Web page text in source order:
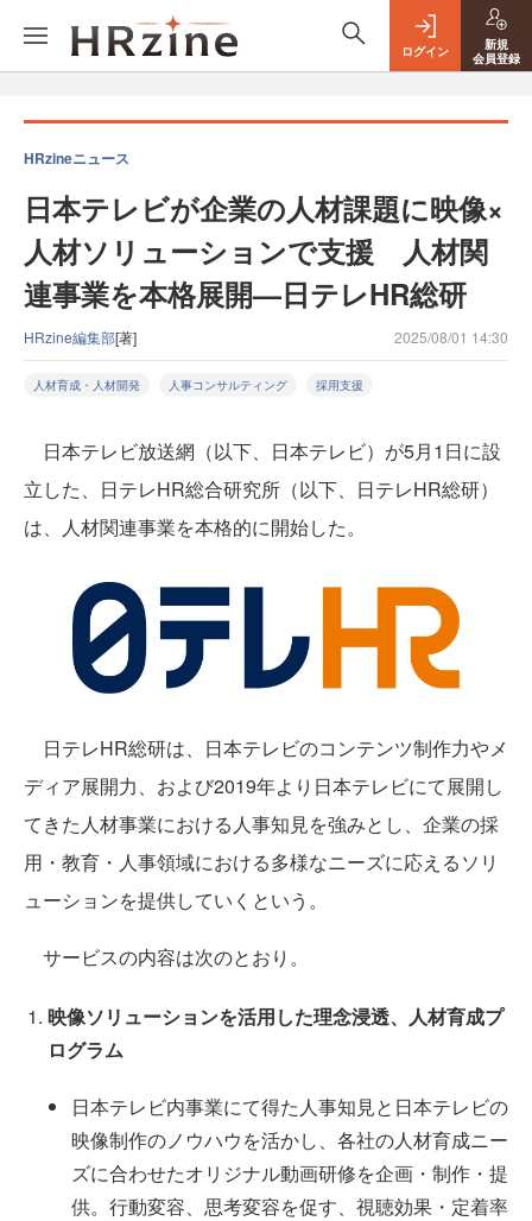
ログイン
新規
会員登録
HRzineニュース
日本テレビが企業の人材課題に映像×
人材ソリューションで支援 人材関
連事業を本格展開—日テレHR総研
HRzine編集部[著] 2025/08/01 14:30
人材育成・人材開発 人事コンサルティング 採用支援
日本テレビ放送網（以下、日本テレビ）が5月1日に設
立した、日テレHR総合研究所（以下、日テレHR総研）
は、人材関連事業を本格的に開始した。
日テレHR総研は、日本テレビのコンテンツ制作力やメ
ディア展開力、および2019年より日本テレビにて展開し
てきた人材事業における人事知見を強みとし、企業の採
用・教育・人事領域における多様なニーズに応えるソリ
ューションを提供していくという。
サービスの内容は次のとおり。
映像ソリューションを活用した理念浸透、人材育成プ
ログラム
日本テレビ内事業にて得た人事知見と日本テレビの
映像制作のノウハウを活かし、各社の人材育成ニー
ズに合わせたオリジナル動画研修を企画・制作・提
供。行動変容、思考変容を促す、視聴効果・定着率